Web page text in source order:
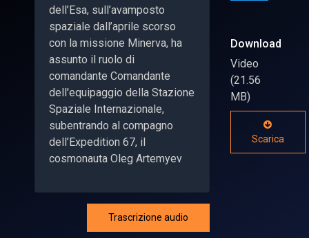
dell’Esa, sull’avamposto
spaziale dall’aprile scorso
con la missione Minerva, ha
assunto il ruolo di
comandante Comandante
dell'equipaggio della Stazione
Spaziale Internazionale,
subentrando al compagno
dell’Expedition 67, il
cosmonauta Oleg Artemyev
Trascrizione audio
Download
Video
(21.56
MB)
Scarica